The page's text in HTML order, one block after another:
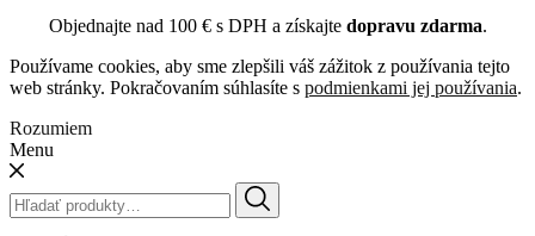
Objednajte nad 100 € s DPH a získajte dopravu zdarma.
Používame cookies, aby sme zlepšili váš zážitok z používania tejto
web stránky. Pokračovaním súhlasíte s podmienkami jej používania.
Rozumiem
Menu
Hľadať: